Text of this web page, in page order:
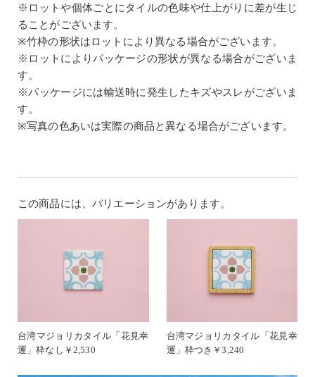
※ロットや個体ごとにタイルの色味や仕上がりに差が生じ
ることがございます。
※竹枠の形状はロットにより異なる場合がございます。
※ロットによりパッケージの形状が異なる場合がございま
す。
※パッケージには輸送時に発生したキズやスレがございま
す。
※写真の色あいは実際の商品と異なる場合がございます。
この商品には、バリエーションがあります。
台湾マジョリカタイル「花見幸
運」枠なし￥2,530
台湾マジョリカタイル「花見幸
運」枠つき￥3,240